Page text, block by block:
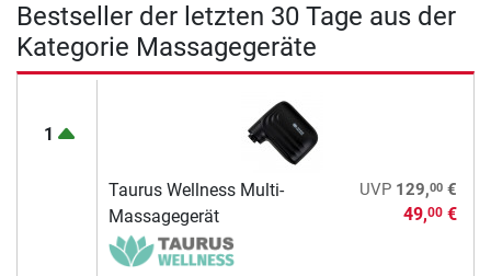
Bestseller der letzten 30 Tage aus der
Kategorie Massagegeräte
1
Taurus Wellness Multi-
Massagegerät
UVP 129,00€
49,00€